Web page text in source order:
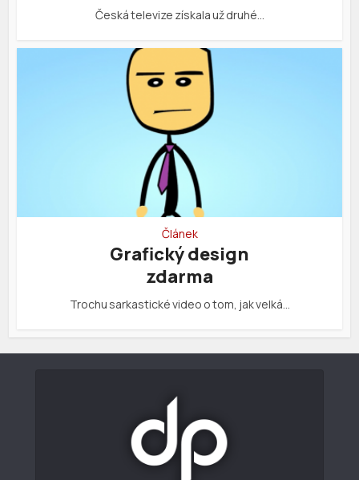
Česká televize získala už druhé…
Článek
Grafický design
zdarma
Trochu sarkastické video o tom, jak velká…